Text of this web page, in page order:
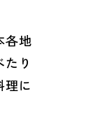
各地
り
理に